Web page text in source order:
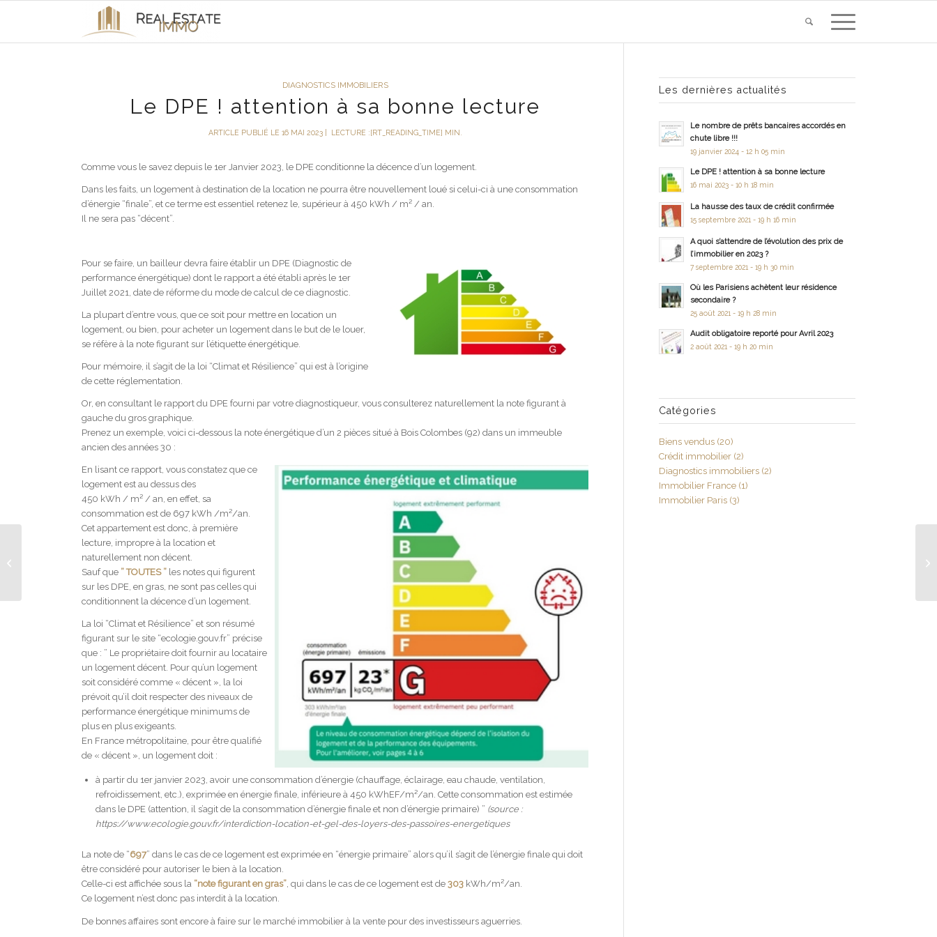
DIAGNOSTICS IMMOBILIERS
Le DPE ! attention à sa bonne lecture
ARTICLE PUBLIÉ LE 16 MAI 2023| LECTURE :[RT_READING_TIME] MIN.
Comme vous le savez depuis le 1er Janvier 2023, le DPE conditionne la décence d’un logement.
Dans les faits, un logement à destination de la location ne pourra être nouvellement loué si celui-ci à une consommation
d’énergie “finale”, et ce terme est essentiel retenez le, supérieur à 450 kWh / m² / an.
Il ne sera pas “décent”.
Pour se faire, un bailleur devra faire établir un DPE (Diagnostic de
performance énergétique) dont le rapport a été établi après le 1er
Juillet 2021, date de réforme du mode de calcul de ce diagnostic.
La plupart d’entre vous, que ce soit pour mettre en location un
logement, ou bien, pour acheter un logement dans le but de le louer,
se réfère à la note figurant sur l’étiquette énergétique.
Pour mémoire, il s’agit de la loi “Climat et Résilience” qui est à l’origine
de cette réglementation.
Or, en consultant le rapport du DPE fourni par votre diagnostiqueur, vous consulterez naturellement la note figurant à
gauche du gros graphique.
Prenez un exemple, voici ci-dessous la note énergétique d’un 2 pièces situé à Bois Colombes (92) dans un immeuble
ancien des années 30 :
En lisant ce rapport, vous constatez que ce
logement est au dessus des
450 kWh / m² / an, en effet, sa
consommation est de 697 kWh /m²/an.
Cet appartement est donc, à première
lecture, impropre à la location et
naturellement non décent.
Sauf que ” TOUTES ” les notes qui figurent
sur les DPE, en gras, ne sont pas celles qui
conditionnent la décence d’un logement.
La loi “Climat et Résilience” et son résumé
figurant sur le site “ecologie.gouv.fr” précise
que : ” Le propriétaire doit fournir au locataire
un logement décent. Pour qu’un logement
soit considéré comme « décent », la loi
prévoit qu’il doit respecter des niveaux de
performance énergétique minimums de
plus en plus exigeants.
En France métropolitaine, pour être qualifié
de « décent », un logement doit :
à partir du 1er janvier 2023, avoir une consommation d’énergie (chauffage, éclairage, eau chaude, ventilation,
refroidissement, etc.), exprimée en énergie finale, inférieure à 450 kWhEF/m²/an. Cette consommation est estimée
dans le DPE (attention, il s’agit de la consommation d’énergie finale et non d’énergie primaire) ” (source :
https://www.ecologie.gouv.fr/interdiction-location-et-gel-des-loyers-des-passoires-energetiques
La note de “697” dans le cas de ce logement est exprimée en “énergie primaire” alors qu’il s’agit de l’énergie finale qui doit
être considéré pour autoriser le bien à la location.
Celle-ci est affichée sous la “note figurant en gras”, qui dans le cas de ce logement est de 303 kWh/m²/an.
Ce logement n’est donc pas interdit à la location.
De bonnes affaires sont encore à faire sur le marché immobilier à la vente pour des investisseurs aguerries.
Les dernières actualités
Le nombre de prêts bancaires accordés en
chute libre !!!
19 janvier 2024 - 12 h 05 min
Le DPE ! attention à sa bonne lecture
16 mai 2023 - 10 h 18 min
La hausse des taux de crédit confirmée
15 septembre 2021 - 19 h 16 min
A quoi s’attendre de l’évolution des prix de
l’immobilier en 2023 ?
7 septembre 2021 - 19 h 30 min
Où les Parisiens achètent leur résidence
secondaire ?
25 août 2021 - 19 h 28 min
Audit obligatoire reporté pour Avril 2023
2 août 2021 - 19 h 20 min
Catégories
Biens vendus(20)
Crédit immobilier(2)
Diagnostics immobiliers(2)
Immobilier France(1)
Immobilier Paris(3)
Appartement F2 de
52m² au 3e étage à
Arpajon (Essonne)